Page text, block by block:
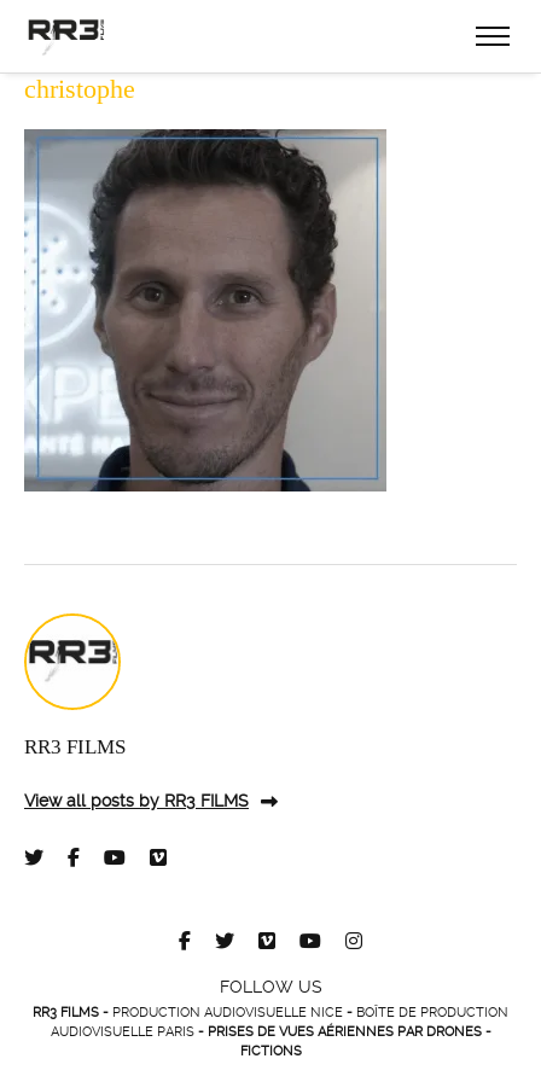
christophe
RR3 FILMS
View all posts by RR3 FILMS
FOLLOW US
RR3 FILMS - PRODUCTION AUDIOVISUELLE NICE - BOÎTE DE PRODUCTION
AUDIOVISUELLE PARIS- PRISES DE VUES AÉRIENNES PAR DRONES -
FICTIONS